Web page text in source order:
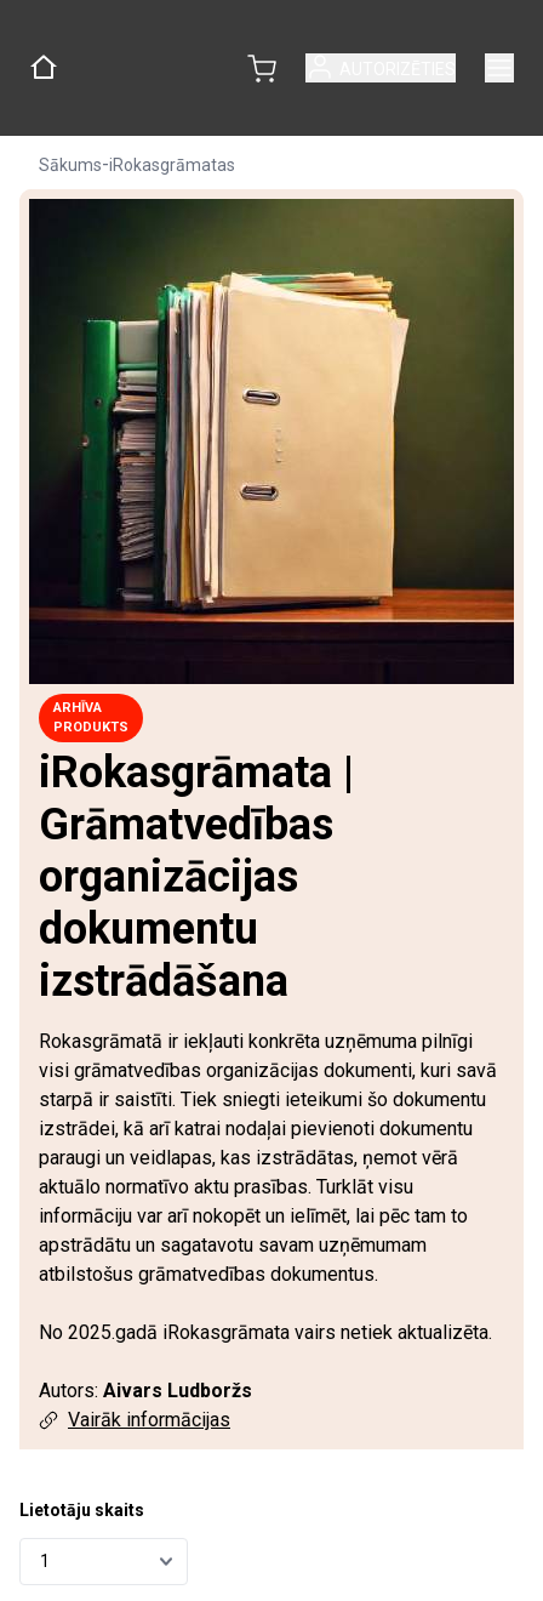
Sākums-iRokasgrāmatas
ARHĪVA
PRODUKTS
iRokasgrāmata |
Grāmatvedības
organizācijas
dokumentu
izstrādāšana
Rokasgrāmatā ir iekļauti konkrēta uzņēmuma pilnīgi
visi grāmatvedības organizācijas dokumenti, kuri savā
starpā ir saistīti. Tiek sniegti ieteikumi šo dokumentu
izstrādei, kā arī katrai nodaļai pievienoti dokumentu
paraugi un veidlapas, kas izstrādātas, ņemot vērā
aktuālo normatīvo aktu prasības. Turklāt visu
informāciju var arī nokopēt un ielīmēt, lai pēc tam to
apstrādātu un sagatavotu savam uzņēmumam
atbilstošus grāmatvedības dokumentus.
No 2025.gadā iRokasgrāmata vairs netiek aktualizēta.
Autors: Aivars Ludboržs
Vairāk informācijas
Lietotāju skaits